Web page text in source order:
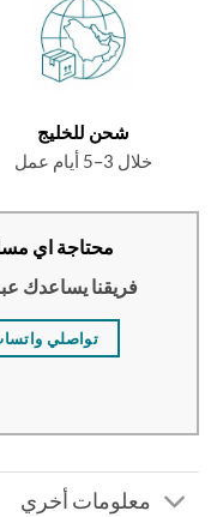
شحن للخليج
محتاجة اي
فريقنا يساعدك عبر
تواصلي واتساب
معلومات أخري